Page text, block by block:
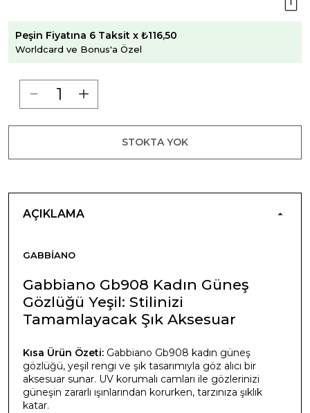
Peşin Fiyatına 6 Taksit x ₺116,50
Worldcard ve Bonus'a Özel
STOKTA YOK
AÇIKLAMA
GABBIANO
Gabbiano Gb908 Kadın Güneş
Gözlüğü Yeşil: Stilinizi
Tamamlayacak Şık Aksesuar
Kısa Ürün Özeti: Gabbiano Gb908 kadın güneş
gözlüğü, yeşil rengi ve şık tasarımıyla göz alıcı bir
aksesuar sunar. UV korumalı camları ile gözlerinizi
güneşin zararlı ışınlarından korurken, tarzınıza şıklık
katar.